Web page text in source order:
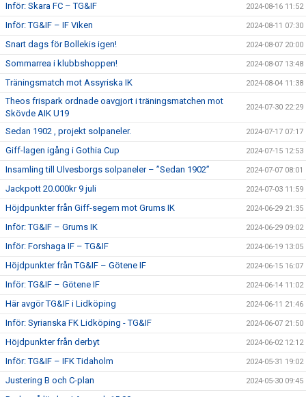
Inför: Skara FC – TG&IF 2024-08-16 11:52
Inför: TG&IF – IF Viken 2024-08-11 07:30
Snart dags för Bollekis igen! 2024-08-07 20:00
Sommarrea i klubbshoppen! 2024-08-07 13:48
Träningsmatch mot Assyriska IK 2024-08-04 11:38
Theos frispark ordnade oavgjort i träningsmatchen mot
Skövde AIK U19
2024-07-30 22:29
Sedan 1902 , projekt solpaneler. 2024-07-17 07:17
Giff-lagen igång i Gothia Cup 2024-07-15 12:53
Insamling till Ulvesborgs solpaneler – ”Sedan 1902” 2024-07-07 08:01
Jackpott 20.000kr 9 juli 2024-07-03 11:59
Höjdpunkter från Giff-segern mot Grums IK 2024-06-29 21:35
Inför: TG&IF – Grums IK 2024-06-29 09:02
Inför: Forshaga IF – TG&IF 2024-06-19 13:05
Höjdpunkter från TG&IF – Götene IF 2024-06-15 16:07
Inför: TG&IF – Götene IF 2024-06-14 11:02
Här avgör TG&IF i Lidköping 2024-06-11 21:46
Inför: Syrianska FK Lidköping - TG&IF 2024-06-07 21:50
Höjdpunkter från derbyt 2024-06-02 12:12
Inför: TG&IF – IFK Tidaholm 2024-05-31 19:02
Justering B och C-plan 2024-05-30 09:45